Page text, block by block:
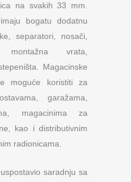
na svakih 33 mm.
bogatu dodatnu
separatori, nosači,
montažna vrata,
Magacinske
moguće koristiti za
garažama,
magacinima za
kao i distributivnim
radionicama.
saradnju sa